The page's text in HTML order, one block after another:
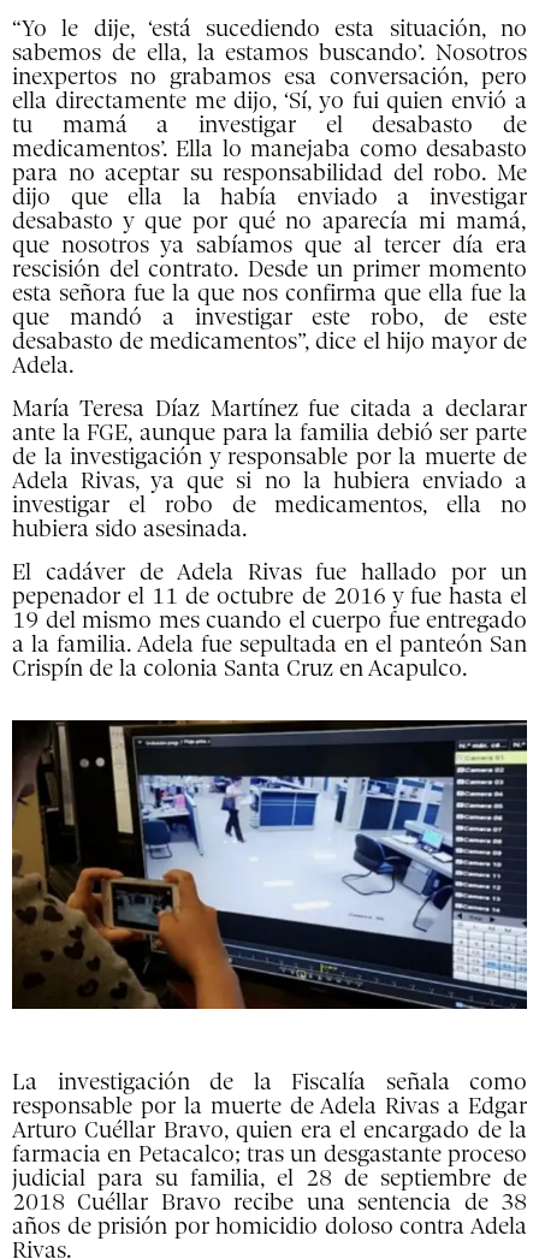
“Yo le dije, ‘está sucediendo esta situación, no
sabemos de ella, la estamos buscando’. Nosotros
inexpertos no grabamos esa conversación, pero
ella directamente me dijo, ‘Sí, yo fui quien envió a
tu mamá a investigar el desabasto de
medicamentos’. Ella lo manejaba como desabasto
para no aceptar su responsabilidad del robo. Me
dijo que ella la había enviado a investigar
desabasto y que por qué no aparecía mi mamá,
que nosotros ya sabíamos que al tercer día era
rescisión del contrato. Desde un primer momento
esta señora fue la que nos confirma que ella fue la
que mandó a investigar este robo, de este
desabasto de medicamentos”, dice el hijo mayor de
Adela.
María Teresa Díaz Martínez fue citada a declarar
ante la FGE, aunque para la familia debió ser parte
de la investigación y responsable por la muerte de
Adela Rivas, ya que si no la hubiera enviado a
investigar el robo de medicamentos, ella no
hubiera sido asesinada.
El cadáver de Adela Rivas fue hallado por un
pepenador el 11 de octubre de 2016 y fue hasta el
19 del mismo mes cuando el cuerpo fue entregado
a la familia. Adela fue sepultada en el panteón San
Crispín de la colonia Santa Cruz en Acapulco.
La investigación de la Fiscalía señala como
responsable por la muerte de Adela Rivas a Edgar
Arturo Cuéllar Bravo, quien era el encargado de la
farmacia en Petacalco; tras un desgastante proceso
judicial para su familia, el 28 de septiembre de
2018 Cuéllar Bravo recibe una sentencia de 38
años de prisión por homicidio doloso contra Adela
Rivas.